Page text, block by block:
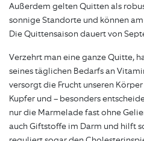
Außerdem gelten Quitten als
sonnige Standorte und können
Die Quittensaison dauert von
Verzehrt man eine ganze Quitte,
seines täglichen Bedarfs an
versorgt die Frucht unseren
Kupfer und – besonders
nur die Marmelade fast ohne
auch Giftstoffe im Darm und hilft